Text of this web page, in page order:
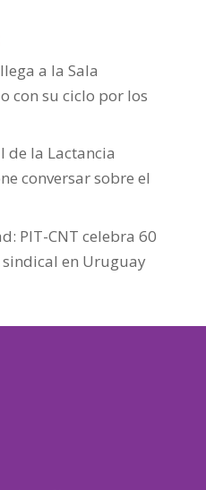
a la Sala
con su ciclo por los
de la Lactancia
conversar sobre el
PIT-CNT celebra 60
en Uruguay